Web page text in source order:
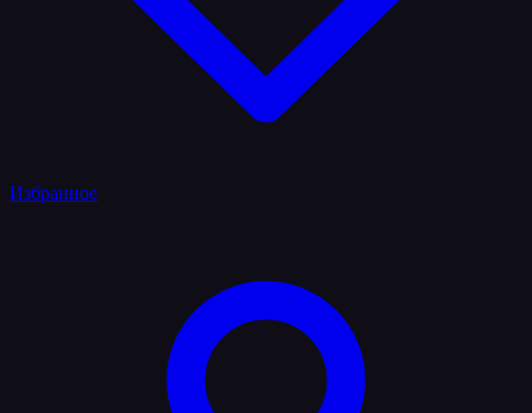
Избранное